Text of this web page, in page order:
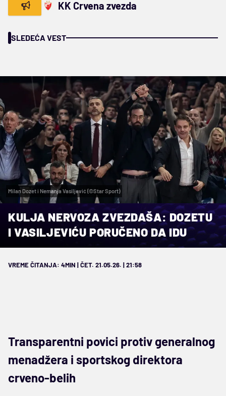
KK Crvena zvezda
SLEDEĆA VEST
Milan Dozet i Nemanja Vasiljević (©Star Sport)
KULJA NERVOZA ZVEZDAŠA: DOZETU
I VASILJEVIĆU PORUČENO DA IDU
VREME ČITANJA: 4MIN | ČET. 21.05.26. | 21:58
Transparentni povici protiv generalnog
menadžera i sportskog direktora
crveno-belih